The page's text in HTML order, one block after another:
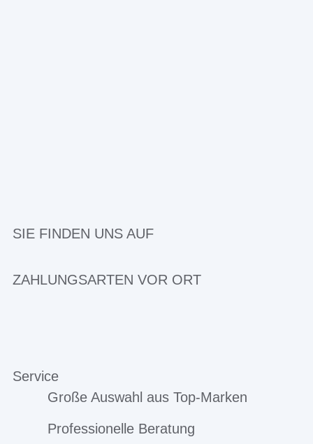
SIE FINDEN UNS AUF
ZAHLUNGSARTEN VOR ORT
Service
Große Auswahl aus Top-Marken
Professionelle Beratung